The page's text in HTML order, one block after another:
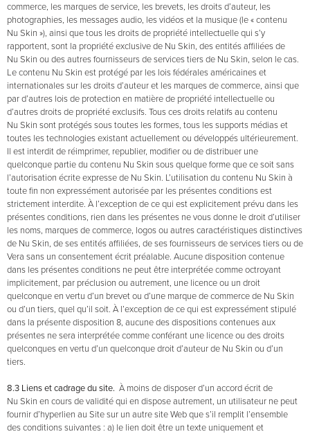
commerce, les marques de service, les brevets, les droits d’auteur, les
photographies, les messages audio, les vidéos et la musique (le « contenu
Nu Skin »), ainsi que tous les droits de propriété intellectuelle qui s’y
rapportent, sont la propriété exclusive de Nu Skin, des entités affiliées de
Nu Skin ou des autres fournisseurs de services tiers de Nu Skin, selon le cas.
Le contenu Nu Skin est protégé par les lois fédérales américaines et
internationales sur les droits d’auteur et les marques de commerce, ainsi que
par d’autres lois de protection en matière de propriété intellectuelle ou
d’autres droits de propriété exclusifs. Tous ces droits relatifs au contenu
Nu Skin sont protégés sous toutes les formes, tous les supports médias et
toutes les technologies existant actuellement ou développés ultérieurement.
Il est interdit de réimprimer, republier, modifier ou de distribuer une
quelconque partie du contenu Nu Skin sous quelque forme que ce soit sans
l’autorisation écrite expresse de Nu Skin. L’utilisation du contenu Nu Skin à
toute fin non expressément autorisée par les présentes conditions est
strictement interdite. À l’exception de ce qui est explicitement prévu dans les
présentes conditions, rien dans les présentes ne vous donne le droit d’utiliser
les noms, marques de commerce, logos ou autres caractéristiques distinctives
de Nu Skin, de ses entités affiliées, de ses fournisseurs de services tiers ou de
Vera sans un consentement écrit préalable. Aucune disposition contenue
dans les présentes conditions ne peut être interprétée comme octroyant
implicitement, par préclusion ou autrement, une licence ou un droit
quelconque en vertu d’un brevet ou d’une marque de commerce de Nu Skin
ou d’un tiers, quel qu’il soit. À l’exception de ce qui est expressément stipulé
dans la présente disposition 8, aucune des dispositions contenues aux
présentes ne sera interprétée comme conférant une licence ou des droits
quelconques en vertu d’un quelconque droit d’auteur de Nu Skin ou d’un
tiers.
8.3 Liens et cadrage du site. À moins de disposer d’un accord écrit de
Nu Skin en cours de validité qui en dispose autrement, un utilisateur ne peut
fournir d’hyperlien au Site sur un autre site Web que s’il remplit l’ensemble
des conditions suivantes : a) le lien doit être un texte uniquement et